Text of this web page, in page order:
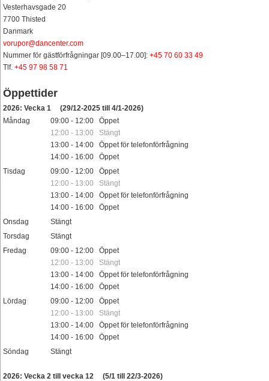
Vesterhavsgade 20
7700 Thisted
Danmark
vorupor@dancenter.com
Nummer för gästförfrågningar [09.00–17.00]: +45 70 60 33 49
Tlf. +45 97 98 58 71
Öppettider
2026: Vecka 1
(29/12-2025 till 4/1-2026)
Måndag
09:00 - 12:00 Öppet
12:00 - 13:00 Stängt
13:00 - 14:00 Öppet för telefonförfrågning
14:00 - 16:00 Öppet
Tisdag
09:00 - 12:00 Öppet
12:00 - 13:00 Stängt
13:00 - 14:00 Öppet för telefonförfrågning
14:00 - 16:00 Öppet
Onsdag
Stängt
Torsdag
Stängt
Fredag
09:00 - 12:00 Öppet
12:00 - 13:00 Stängt
13:00 - 14:00 Öppet för telefonförfrågning
14:00 - 16:00 Öppet
Lördag
09:00 - 12:00 Öppet
12:00 - 13:00 Stängt
13:00 - 14:00 Öppet för telefonförfrågning
14:00 - 16:00 Öppet
Söndag
Stängt
2026: Vecka 2 till vecka 12
(5/1 till 22/3-2026)